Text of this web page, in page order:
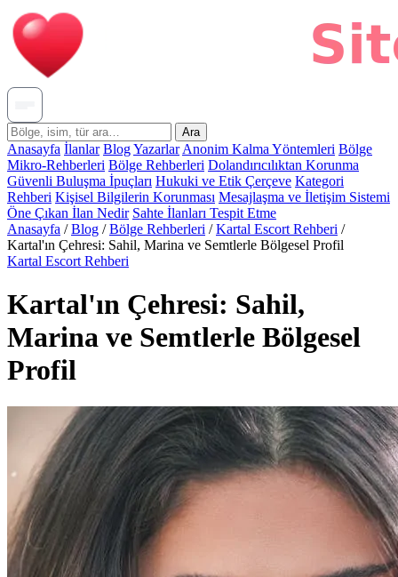
Ara
Anasayfa İlanlar BlogYazarlar Anonim Kalma Yöntemleri Bölge
Mikro-Rehberleri Bölge Rehberleri Dolandırıcılıktan Korunma
Güvenli Buluşma İpuçları Hukuki ve Etik Çerçeve Kategori
Rehberi Kişisel Bilgilerin Korunması Mesajlaşma ve İletişim Sistemi
Öne Çıkan İlan Nedir Sahte İlanları Tespit Etme
Anasayfa / Blog / Bölge Rehberleri / Kartal Escort Rehberi /
Kartal'ın Çehresi: Sahil, Marina ve Semtlerle Bölgesel Profil
Kartal Escort Rehberi
Kartal'ın Çehresi: Sahil,
Marina ve Semtlerle Bölgesel
Profil